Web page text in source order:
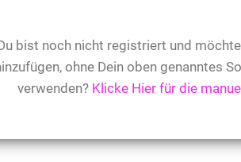
bist noch nicht registriert und
ohne Dein oben genanntes
verwenden? Klicke Hier für die